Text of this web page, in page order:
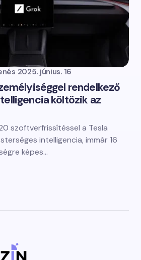
2025. június. 16
rendelkező
költözik az
szoftverfrissítéssel a Tesla
intelligencia, immár 16
képes…